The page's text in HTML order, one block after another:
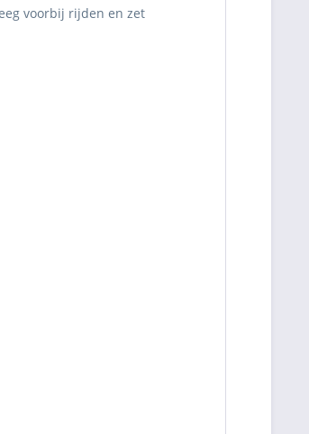
voorbij rijden en zet